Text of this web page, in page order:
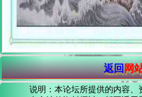
返回网
说明：本论坛所提供的内容、